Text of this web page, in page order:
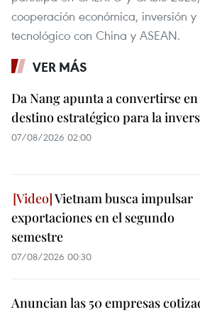
cooperación económica, inversión
tecnológico con China y ASEAN.
VER MÁS
Da Nang apunta a convertirse
destino estratégico para la
07/08/2026 02:00
Vietnam busca impulsar
exportaciones en el segundo
semestre
07/08/2026 00:30
Anuncian las 50 empresas